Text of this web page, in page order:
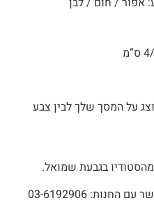
על המסך שלך לבין צבע
בגבעת שמואל.
03-6192906